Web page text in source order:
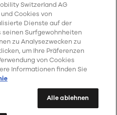
Cookie-Richtlinie
Switzerland AG
Cookies von
Dienste auf der
seinen Surfgewohnheiten
zu Analysezwecken zu
um Ihre Präferenzen
von Cookies
Informationen finden Sie
Alle ablehnen